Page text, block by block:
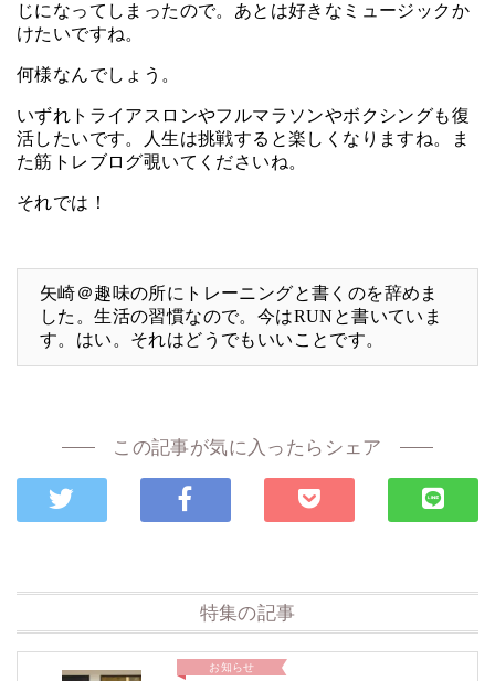
じになってしまったので。あとは好きなミュージックか
けたいですね。
何様なんでしょう。
いずれトライアスロンやフルマラソンやボクシングも復
活したいです。人生は挑戦すると楽しくなりますね。ま
た筋トレブログ覗いてくださいね。
それでは！
矢崎＠趣味の所にトレーニングと書くのを辞めま
した。生活の習慣なので。今はRUNと書いていま
す。はい。それはどうでもいいことです。
この記事が気に入ったらシェア
特集の記事
お知らせ